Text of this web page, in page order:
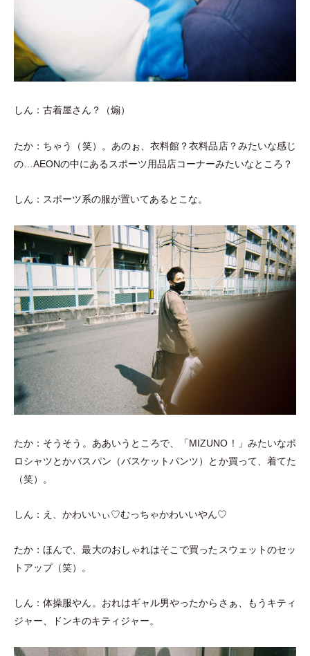
しん：古着屋さん？ （煽）
たか：ちゃう （笑）
。あのぉ、衣料館？衣料品店？みたいな感じ
の…AEONの中にあるスポーツ用品店コーナーみたいなところ？
しん：スポーツ系の服が置いてあるとこな。
たか：そうそう。ああいうところで、 「MIZUNO！ 」 みたいなポ
ロシャツとかバスパン （バスケットパンツ） とか買って、着てた
（笑） 。
しん：え、かわいいぃ♡むっちゃかわいいやん♡
たか：ほんで、最大のおしゃれはそこで買ったスウェットのセッ
トアップ（笑） 。
しん：体操服やん。おれはギャル男やったからさぁ、もうキティ
ジャー、ドンキのキティジャー。